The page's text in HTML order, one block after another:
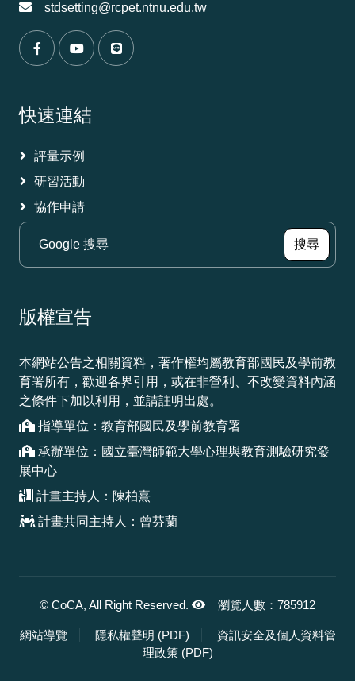
stdsetting@rcpet.ntnu.edu.tw
（另開新視窗）
（另開新視窗）（另開新視窗）
快速連結
評量示例
研習活動
協作申請
搜尋（另
版權宣告
本網站公告之相關資料，著作權均屬教育部國民及學前教
育署所有，歡迎各界引用，或在非營利、不改變資料內涵
之條件下加以利用，並請註明出處。
指導單位：教育部國民及學前教育署
承辦單位：國立臺灣師範大學心理與教育測驗研究發
展中心
計畫主持人：陳柏熹
計畫共同主持人：曾芬蘭
© CoCA, All Right Reserved. 瀏覽人數：785912
網站導覽 隱私權聲明 (PDF)，另開新視窗
資訊安全及個人資料管
理政策 (PDF)，另開新視窗